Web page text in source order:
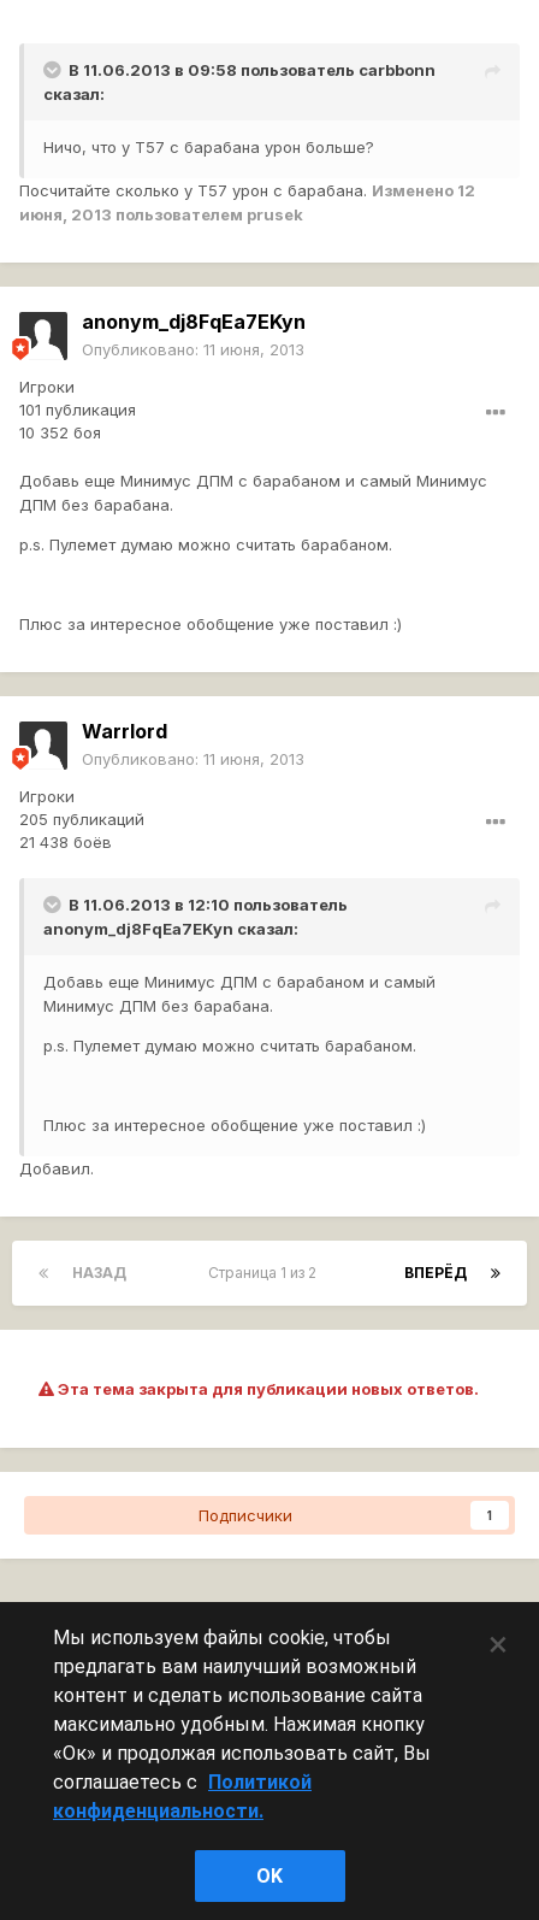
В 11.06.2013 в 09:58 пользователь carbbonn
сказал:
Ничо, что у Т57 с барабана урон больше?
Посчитайте сколько у Т57 урон с барабана. Изменено 12
июня, 2013 пользователем prusek
anonym_dj8FqEa7EKyn
Опубликовано: 11 июня, 2013
Игроки
101 публикация
10 352 боя
Добавь еще Минимус ДПМ с барабаном и самый Минимус
ДПМ без барабана.
p.s. Пулемет думаю можно считать барабаном.
Плюс за интересное обобщение уже поставил :)
Warrlord
Опубликовано: 11 июня, 2013
Игроки
205 публикаций
21 438 боёв
В 11.06.2013 в 12:10 пользователь
anonym_dj8FqEa7EKyn сказал:
Добавь еще Минимус ДПМ с барабаном и самый
Минимус ДПМ без барабана.
p.s. Пулемет думаю можно считать барабаном.
Плюс за интересное обобщение уже поставил :)
Добавил.
НАЗАД ВПЕРЁД
Страница 1 из 2
Эта тема закрыта для публикации новых ответов.
Подписчики 1
Сейчас на странице
Эту страницу никто не просматривает.
Леста Игры
Powered by Invision Community
Мы используем файлы cookie, чтобы
предлагать вам наилучший возможный
контент и сделать использование сайта
максимально удобным. Нажимая кнопку
«Ок» и продолжая использовать сайт, Вы
соглашаетесь с Политикой
конфиденциальности.
OK
×